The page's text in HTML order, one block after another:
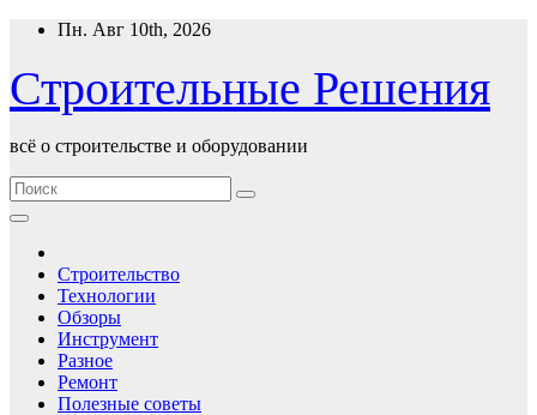
Перейти
содержимому
Пн. Авг 10th, 2026
Строительные Решения
всё о строительстве и оборудовании
Строительство
Технологии
Обзоры
Инструмент
Разное
Ремонт
Полезные советы